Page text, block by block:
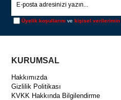
Üyelik koşullarını vekişisel verilerimin
KURUMSAL
Hakkımızda
Gizlilik Politikası
KVKK Hakkında Bilgilendirme